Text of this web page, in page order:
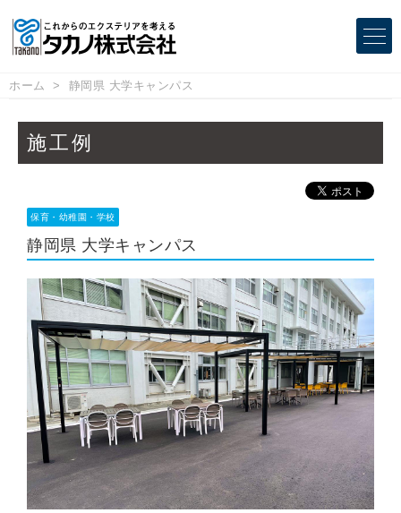
ホーム 静岡県 大学キャンパス
施工例
保育・幼稚園・学校
静岡県 大学キャンパス